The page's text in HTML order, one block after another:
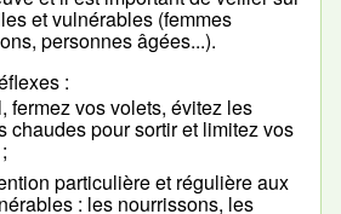
et vulnérables (femmes
personnes âgées...).
:
fermez vos volets, évitez les
chaudes pour sortir et limitez vos
particulière et régulière aux
: les nourrissons, les